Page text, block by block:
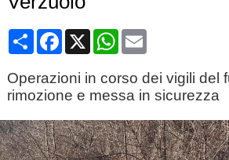
CondividiFacebook
X WhatsApp
Email
Operazioni in corso dei vigili del
rimozione e messa in sicurezza